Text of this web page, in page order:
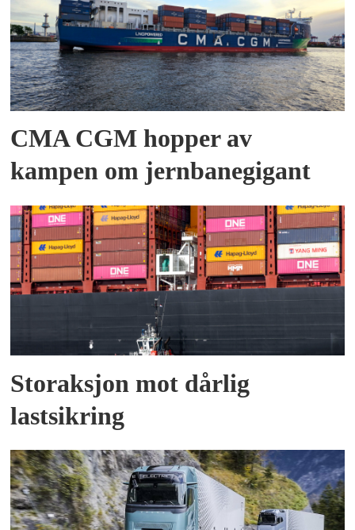
CMA CGM hopper av
kampen om jernbanegigant
Storaksjon mot dårlig
lastsikring